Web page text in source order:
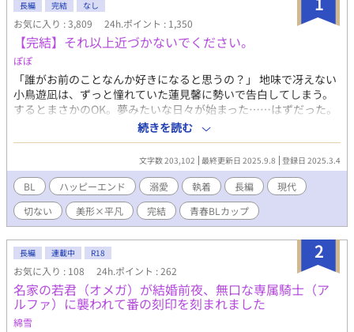
長編 完結 なし
お気に入り : 3,809 24h.ポイント : 1,350
【完結】それ以上近づかないでください。
ぽぽ
「誰がお前のことなんか好きになると思うの？」 地味で冴えない
小鳥遊凪は、ずっと憧れていた蓮見馨に勢いで告白してしまう。
するとまさかのOK。夢みたいな日々が始まった……はずだった。
だけど、ある出来事をきっかけに二人の関係はあっけなく終わ
る。 過去を忘れるために転校した凪は、もう二度と馨と会うこと
はないと思っていた。 ところが、ひょんなことから再会してしま
う。 しかも、久しぶりに会った馨はどこか様子が違っていた。
「今度は、もう離さないから」 「お願いだから、僕にもう近づか
ないで…」
続きを読む
文字数 203,102 最終更新日 2025.9.8 登録日 2025.3.4
BL ハッピーエンド 溺愛 執着 長編
現代
切ない
美形×平凡 完結 青春BLカップ​
2
長編 連載中 R18
お気に入り : 108 24h.ポイント : 262
名家の若君（オメガ）が結婚前夜、無口な専属騎士（ア
ルファ）に襲われて番の刻印を刻まれました
綿雪